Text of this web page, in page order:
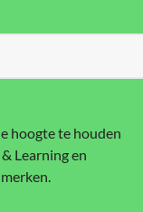
hoogte te houden
Learning en